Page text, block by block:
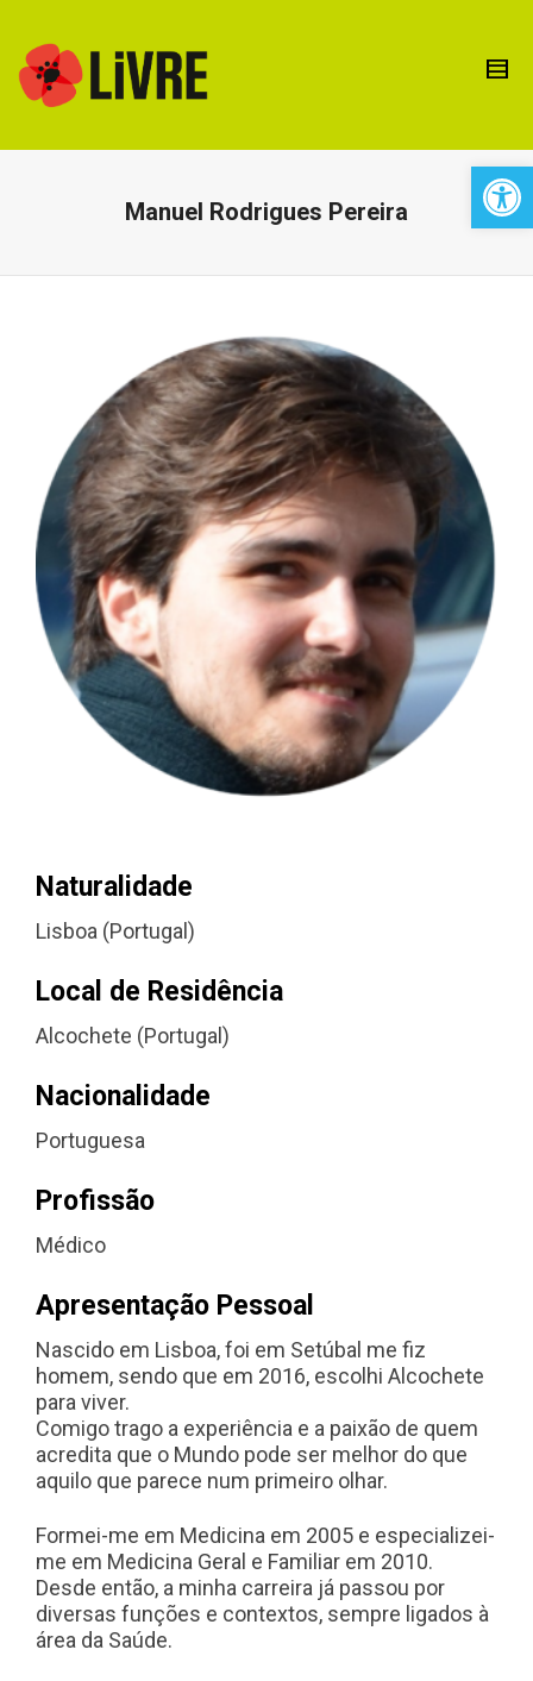
Manuel Rodrigues Pereira
Naturalidade
Lisboa (Portugal)
Local de Residência
Alcochete (Portugal)
Nacionalidade
Portuguesa
Profissão
Médico
Apresentação Pessoal
Nascido em Lisboa, foi em Setúbal me fiz
homem, sendo que em 2016, escolhi Alcochete
para viver.
Comigo trago a experiência e a paixão de quem
acredita que o Mundo pode ser melhor do que
aquilo que parece num primeiro olhar.
Formei-me em Medicina em 2005 e especializei-
me em Medicina Geral e Familiar em 2010.
Desde então, a minha carreira já passou por
diversas funções e contextos, sempre ligados à
área da Saúde.